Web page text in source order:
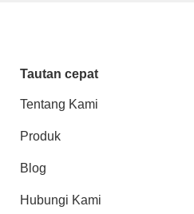
Tautan cepat
Tentang Kami
Produk
Blog
Hubungi Kami